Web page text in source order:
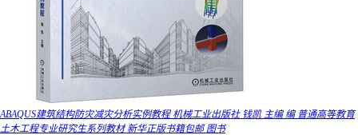
ABAQUS建筑结构防灾减灾分析实例教程 机械工业出版社 钱凯 主编 编 普通高等教育
土木工程专业研究生系列教材 新华正版书籍包邮 图书